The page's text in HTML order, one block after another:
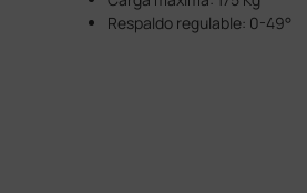
Respaldo regulable: 0-49°